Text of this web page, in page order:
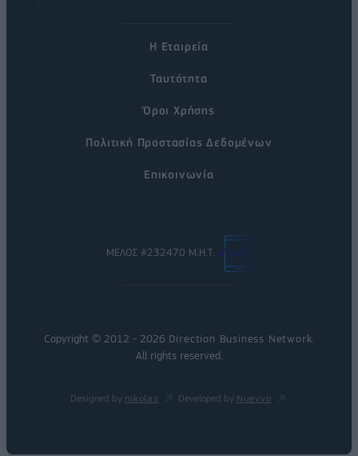
Η Εταιρεία
Ταυτότητα
Όροι Χρήσης
Πολιτική Προστασίας Δεδομένων
Επικοινωνία
ΜΕΛΟΣ #232470 Μ.Η.Τ.
Copyright © 2012 - 2026 Direction Business Network.
All rights reserved.
Designed by nikolas Developed by Nuevvo